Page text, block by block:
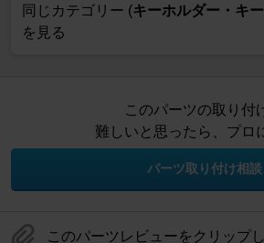
同じカテゴリー (キーホルダー・キ
を見る
このパーツの取り付
難しいと思ったら、プロ
パーツ取り付け相談
このパーツレビューをクリップ